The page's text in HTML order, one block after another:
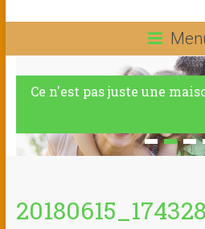
Ce n'est pas juste une